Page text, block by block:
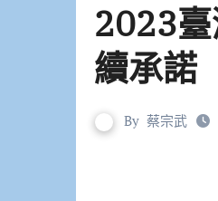
2023
續承諾
By 蔡宗武